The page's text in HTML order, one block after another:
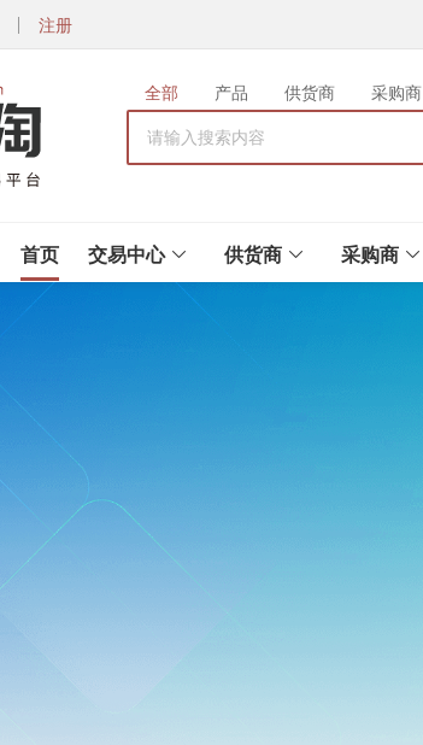
注册
全部 产品 供货商 采购商
首页 交易中心 供货商 采购商